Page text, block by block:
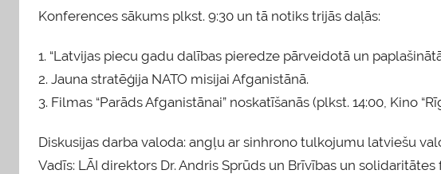
Konferences sākums plkst. 9:30 un tā notiks trijās daļās:
1. “Latvijas piecu gadu dalības pieredze pārveidotā un
2. Jauna stratēģija NATO misijai Afganistānā.
3. Filmas “Parāds Afganistānai” noskatīšanās (plkst. 14:00, Kino
Diskusijas darba valoda: angļu ar sinhrono tulkojumu latviešu
Vadīs: LĀI direktors Dr. Andris Sprūds un Brīvības un